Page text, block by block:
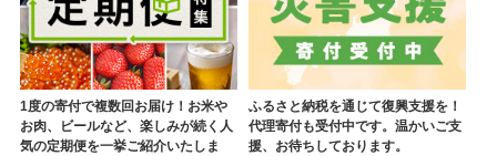
1度の寄付で複数回お届け！お米や
お肉、ビールなど、楽しみが続く人
気の定期便を一挙ご紹介いたしま
ふるさと納税を通じて復興支援を！
代理寄付も受付中です。温かいご支
援、お待ちしております。